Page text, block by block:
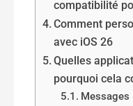
compatibilité
Comment
avec iOS 26
Quelles
pourquoi cela
Messages